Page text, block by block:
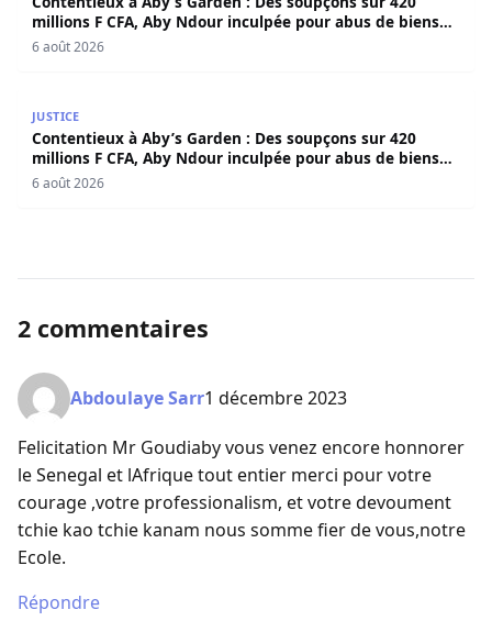
millions F CFA, Aby Ndour inculpée pour abus de biens
sociaux
6 août 2026
JUSTICE
Contentieux à Aby’s Garden : Des soupçons sur 420
millions F CFA, Aby Ndour inculpée pour abus de biens
sociaux
6 août 2026
2 commentaires
Abdoulaye Sarr1 décembre 2023
Felicitation Mr Goudiaby vous venez encore honnorer
le Senegal et lAfrique tout entier merci pour votre
courage ,votre professionalism, et votre devoument
tchie kao tchie kanam nous somme fier de vous,notre
Ecole.
Répondre